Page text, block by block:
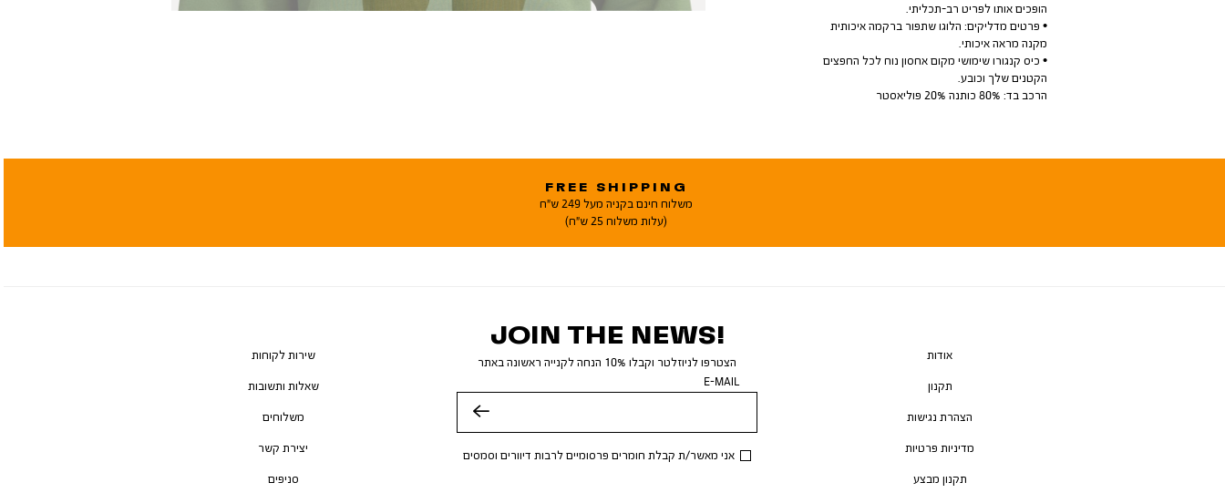
הופכים אותו לפריט רב-תכליתי.
• פרטים מדליקים: הלוגו שתפור ברקמה איכותית
מקנה מראה איכותי.
• כיס קנגורו שימושי מקום אחסון נוח לכל החפצים
הקטנים שלך וכובע.
הרכב בד: 80% כותנה 20% פוליאסטר
FREE SHIPPING
משלוח חינם בקניה מעל 249 ש"ח
(עלות משלוח 25 ש"ח)
JOIN THE NEWS!
הצטרפו לניוזלטר וקבלו 10% הנחה לקנייה ראשונה באתר
E-MAIL
אני מאשר/ת קבלת חומרים פרסומיים לרבות דיוורים וסמסים
אודות
תקנון
הצהרת נגישות
מדיניות פרטיות
תקנון מבצע
שירות לקוחות
שאלות ותשובות
משלוחים
יצירת קשר
סניפים